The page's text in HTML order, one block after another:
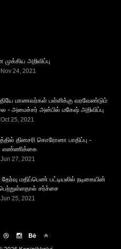
அறிவிப்பு
Nov 24, 2021
மாணவர்கள் பள்ளிக்கு வரவேண்டும்
- அமைச்சர் அன்பில் மகேஷ் அறிவிப்பு
Oct 25, 2021
தினசரி கொரோனா பாதிப்பு -
எண்ணிக்கை
Jun 27, 2021
தேர்வு மதிப்பெண் பட்டியலில் நடிகையின்
சர்ச்சை
Jun 25, 2021